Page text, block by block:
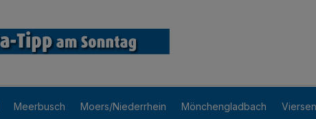
Meerbusch Moers/Niederrhein Mönchengladbach Viersen